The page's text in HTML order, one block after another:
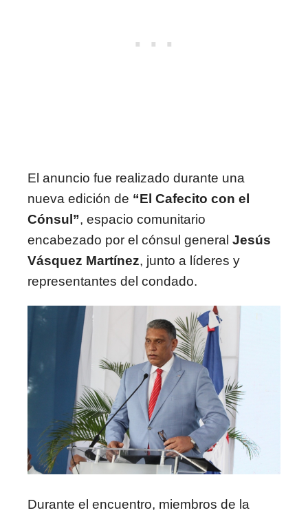
El anuncio fue realizado durante una
nueva edición de “El Cafecito con el
Cónsul”, espacio comunitario
encabezado por el cónsul general Jesús
Vásquez Martínez, junto a líderes y
representantes del condado.
Durante el encuentro, miembros de la